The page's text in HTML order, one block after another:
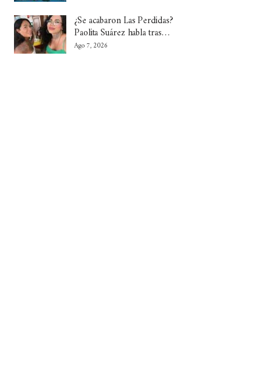
¿Se acabaron Las Perdidas?
Paolita Suárez habla tras…
Ago 7, 2026